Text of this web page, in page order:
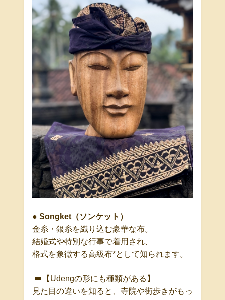
● Songket （ソンケット）
金糸・銀糸を織り込む豪華な布。
結婚式や特別な行事で着用され、
格式を象徴する高級布*として知られます。
👑 【 Udengの形にも種類がある】
見た目の違いを知ると、寺院や街歩きがもっ